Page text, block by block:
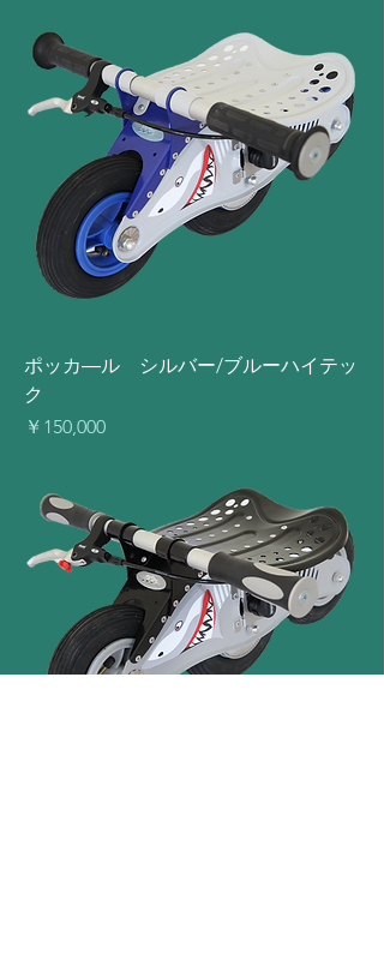
ポッカ―ル シルバー/ブルーハイテッ
ク
価格
￥150,000